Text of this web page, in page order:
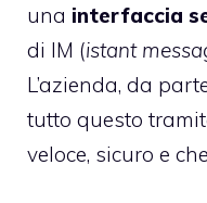
una interfaccia
di IM (istant
L’azienda, da
tutto questo
veloce, sicuro e